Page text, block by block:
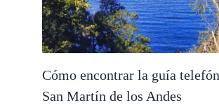
Cómo encontrar la guía
San Martín de los Andes